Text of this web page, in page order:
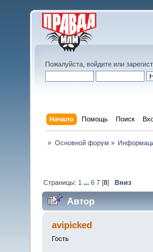
Пожалуйста, войдите или
Начало Помощь Поиск
» Основной форум »
Страницы: 1 ...6 7 [8]Вниз
Автор
avipicked
Гость